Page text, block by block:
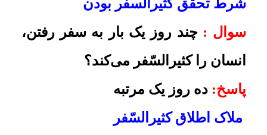
و شغل مسافرت نماید یا کسی که مثلاً
جهانگرد است و برای تفریح مسافرت
می‌کند نیز می‌تواند کثیرالسّفر باشد؟
پاسخ:
همۀ آنها کثیرالسّفر هستند
سفر برای کارهای جانبی شغل
سوال :
شغل یا گرفتن مجوزهای لازم آن که